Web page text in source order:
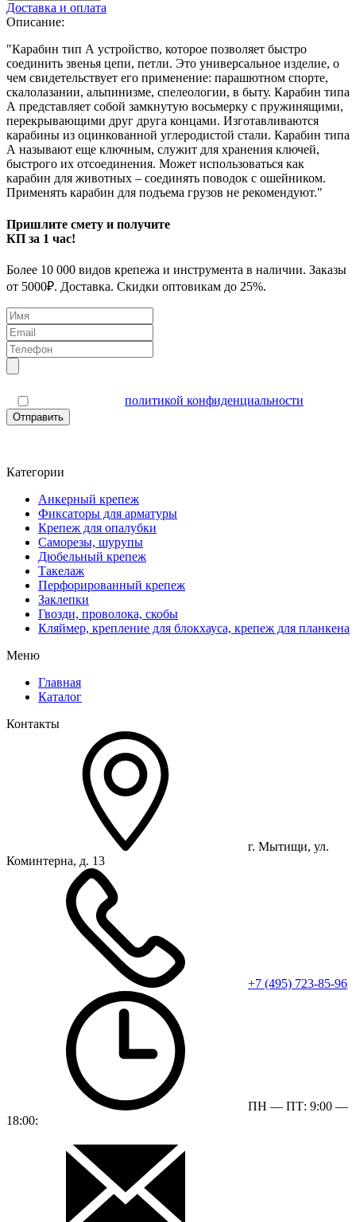
Доставка и оплата
Описание:
"Карабин тип А устройство, которое позволяет быстро
соединить звенья цепи, петли. Это универсальное изделие, о
чем свидетельствует его применение: парашютном спорте,
скалолазании, альпинизме, спелеологии, в быту. Карабин типа
А представляет собой замкнутую восьмерку с пружинящими,
перекрывающими друг друга концами. Изготавливаются
карабины из оцинкованной углеродистой стали. Карабин типа
А называют еще ключным, служит для хранения ключей,
быстрого их отсоединения. Может использоваться как
карабин для животных – соединять поводок с ошейником.
Применять карабин для подъема грузов не рекомендуют."
Пришлите смету и получите
КП за 1 час!
Более 10 000 видов крепежа и инструмента в наличии. Заказы
от 5000₽. Доставка. Скидки оптовикам до 25%.
политикой конфиденциальности
Отправить
Категории
Анкерный крепеж
Фиксаторы для арматуры
Крепеж для опалубки
Саморезы, шурупы
Дюбельный крепеж
Такелаж
Перфорированный крепеж
Заклепки
Гвозди, проволока, скобы
Кляймер, крепление для блокхауса, крепеж для планкена
Меню
Главная
Каталог
Контакты
г. Мытищи, ул.
Коминтерна, д. 13
+7 (495) 723-85-96
ПН — ПТ: 9:00 —
18:00: